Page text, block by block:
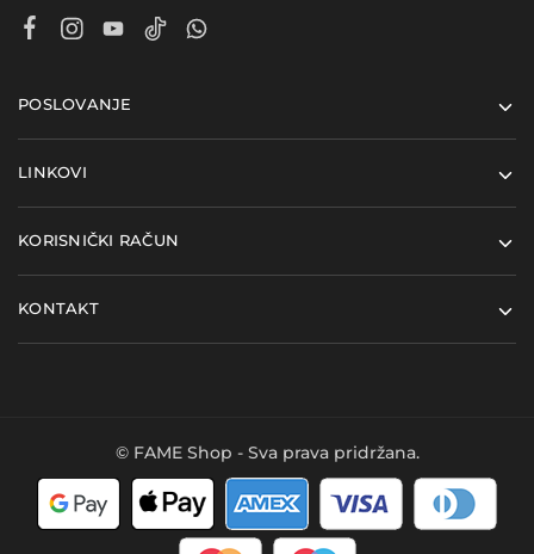
POSLOVANJE
LINKOVI
KORISNIČKI RAČUN
KONTAKT
© FAME Shop - Sva prava pridržana.